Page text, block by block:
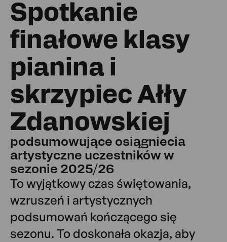
Spotkanie
finałowe klasy
pianina i
skrzypiec Ałły
Zdanowskiej
podsumowujące osiągniecia
artystyczne uczestników w
sezonie 2025/26
To wyjątkowy czas świętowania,
wzruszeń i artystycznych
podsumowań kończącego się
sezonu. To doskonała okazja, aby